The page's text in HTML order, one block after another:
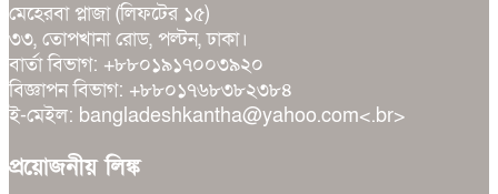
মেহেরবা প্লাজা (লিফটের ১৫)
৩৩, তোপখানা রোড, পল্টন, ঢাকা।
বার্তা বিভাগ: +৮৮০১৯১৭০০৩৯২০
বিজ্ঞাপন বিভাগ: +৮৮০১৭৬৮৩৮২৩৮৪
ই-মেইল: bangladeshkantha@yahoo.com<.br>
প্রয়োজনীয় লিঙ্ক